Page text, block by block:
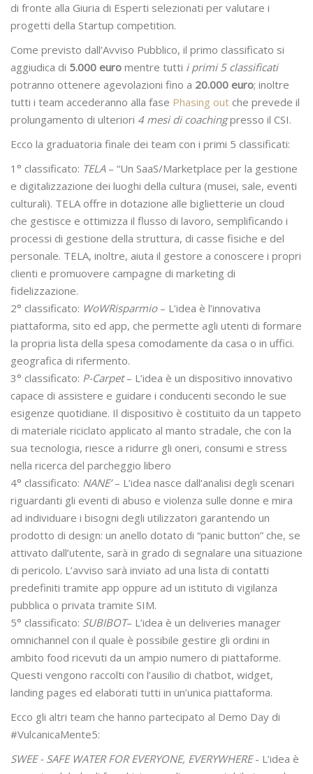
di fronte alla Giuria di Esperti selezionati per valutare i
progetti della Startup competition.
Come previsto dall’Avviso Pubblico, il primo classificato si
aggiudica di 5.000 euro mentre tutti i primi 5 classificati
potranno ottenere agevolazioni fino a 20.000 euro; inoltre
tutti i team accederanno alla fase Phasing out che prevede il
prolungamento di ulteriori 4 mesi di coachingpresso il CSI.
Ecco la graduatoria finale dei team con i primi 5 classificati:
1° classificato: TELA – “Un SaaS/Marketplace per la gestione
e digitalizzazione dei luoghi della cultura (musei, sale, eventi
culturali). TELA offre in dotazione alle biglietterie un cloud
che gestisce e ottimizza il flusso di lavoro, semplificando i
processi di gestione della struttura, di casse fisiche e del
personale. TELA, inoltre, aiuta il gestore a conoscere i propri
clienti e promuovere campagne di marketing di
fidelizzazione.
2° classificato: WoWRisparmio– L’idea è l’innovativa
piattaforma, sito ed app, che permette agli utenti di formare
la propria lista della spesa comodamente da casa o in uffici.
geografica di rifermento.
3° classificato: P-Carpet– L’idea è un dispositivo innovativo
capace di assistere e guidare i conducenti secondo le sue
esigenze quotidiane. Il dispositivo è costituito da un tappeto
di materiale riciclato applicato al manto stradale, che con la
sua tecnologia, riesce a ridurre gli oneri, consumi e stress
nella ricerca del parcheggio libero
4° classificato: NANE’– L’idea nasce dall’analisi degli scenari
riguardanti gli eventi di abuso e violenza sulle donne e mira
ad individuare i bisogni degli utilizzatori garantendo un
prodotto di design: un anello dotato di “panic button” che, se
attivato dall’utente, sarà in grado di segnalare una situazione
di pericolo. L’avviso sarà inviato ad una lista di contatti
predefiniti tramite app oppure ad un istituto di vigilanza
pubblica o privata tramite SIM.
5° classificato: SUBIBOT– L’idea è un deliveries manager
omnichannel con il quale è possibile gestire gli ordini in
ambito food ricevuti da un ampio numero di piattaforme.
Questi vengono raccolti con l’ausilio di chatbot, widget,
landing pages ed elaborati tutti in un’unica piattaforma.
Ecco gli altri team che hanno partecipato al Demo Day di
#VulcanicaMente5:
SWEE - SAFE WATER FOR EVERYONE, EVERYWHERE- L’idea è